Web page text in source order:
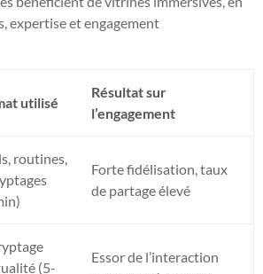
expertise et engagement
utilisé
Résultat sur
l’engagement
routines,
Forte fidélisation, taux
de partage élevé
(5-
Essor de l’interaction